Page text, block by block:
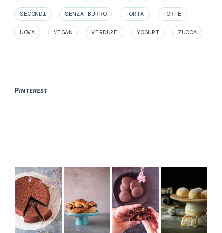
SECONDI SENZA BURRO TORTA TORTE
UOVA VEGAN VERDURE YOGURT ZUCCA
Pinterest